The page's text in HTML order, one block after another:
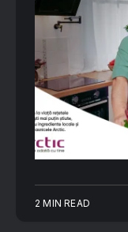
2 MIN READ